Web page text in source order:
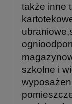
także inne
szkolne i